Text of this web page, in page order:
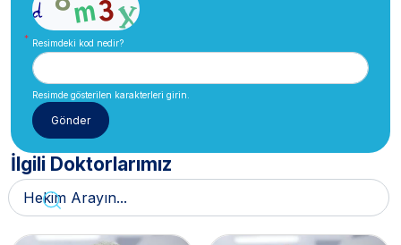
Resimdeki kod nedir?
Resimde gösterilen karakterleri girin.
İlgili Doktorlarımız